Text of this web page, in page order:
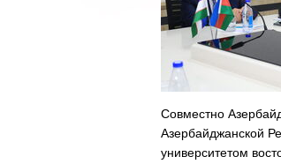
Совместно
Азербайджанской
университетом